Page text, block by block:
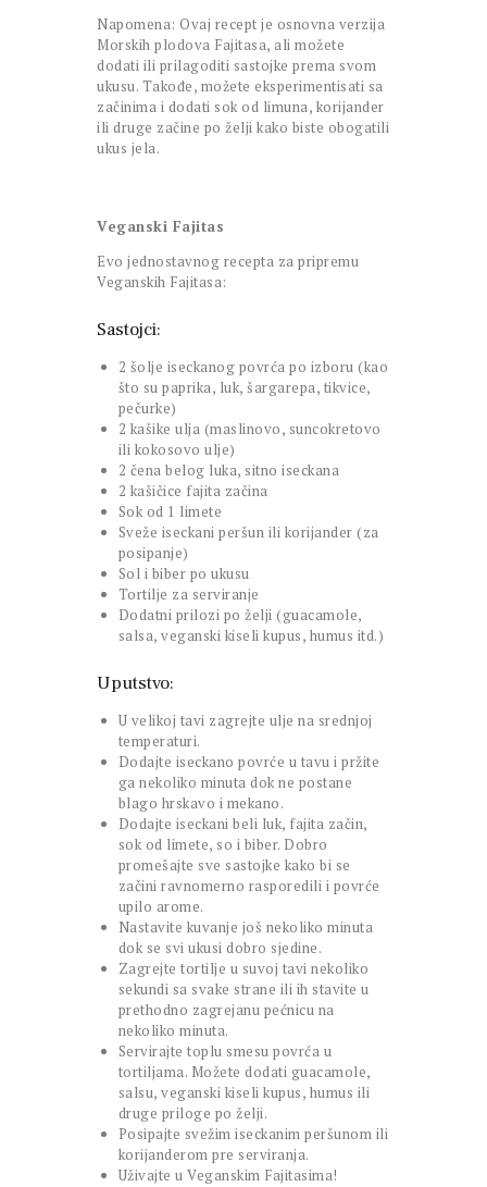
Napomena: Ovaj recept je osnovna verzija
Morskih plodova Fajitasa, ali možete
dodati ili prilagoditi sastojke prema svom
ukusu. Takođe, možete eksperimentisati sa
začinima i dodati sok od limuna, korijander
ili druge začine po želji kako biste obogatili
ukus jela.
Veganski Fajitas
Evo jednostavnog recepta za pripremu
Veganskih Fajitasa:
Sastojci:
2 šolje iseckanog povrća po izboru (kao
što su paprika, luk, šargarepa, tikvice,
pečurke)
2 kašike ulja (maslinovo, suncokretovo
ili kokosovo ulje)
2 čena belog luka, sitno iseckana
2 kašičice fajita začina
Sok od 1 limete
Sveže iseckani peršun ili korijander (za
posipanje)
Sol i biber po ukusu
Tortilje za serviranje
Dodatni prilozi po želji (guacamole,
salsa, veganski kiseli kupus, humus itd.)
Uputstvo:
U velikoj tavi zagrejte ulje na srednjoj
temperaturi.
Dodajte iseckano povrće u tavu i pržite
ga nekoliko minuta dok ne postane
blago hrskavo i mekano.
Dodajte iseckani beli luk, fajita začin,
sok od limete, so i biber. Dobro
promešajte sve sastojke kako bi se
začini ravnomerno rasporedili i povrće
upilo arome.
Nastavite kuvanje još nekoliko minuta
dok se svi ukusi dobro sjedine.
Zagrejte tortilje u suvoj tavi nekoliko
sekundi sa svake strane ili ih stavite u
prethodno zagrejanu pećnicu na
nekoliko minuta.
Servirajte toplu smesu povrća u
tortiljama. Možete dodati guacamole,
salsu, veganski kiseli kupus, humus ili
druge priloge po želji.
Posipajte svežim iseckanim peršunom ili
korijanderom pre serviranja.
Uživajte u Veganskim Fajitasima!